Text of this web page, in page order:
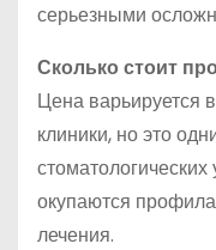
серьезными
Сколько стоит
Цена варьируется
клиники, но это
окупаются
лечения.